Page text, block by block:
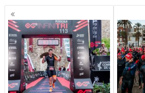
Navegación
de
entradas